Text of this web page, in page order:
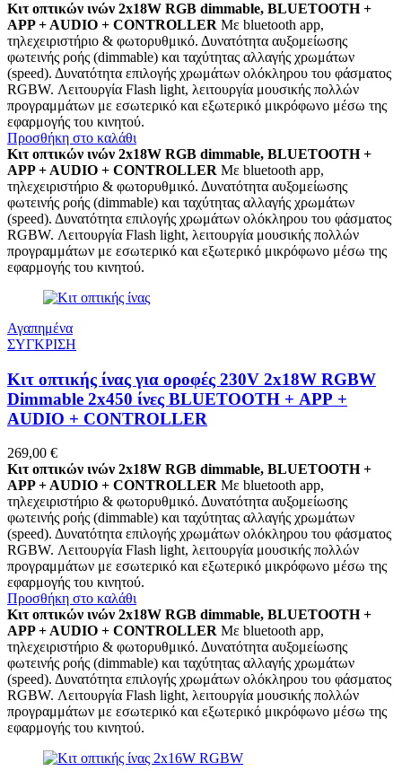
Κιτ οπτικών ινών 2x18W RGB dimmable, BLUETOOTH +
APP + AUDIO + CONTROLLER Με bluetooth app,
τηλεχειριστήριο & φωτορυθμικό. Δυνατότητα αυξομείωσης
φωτεινής ροής (dimmable) και ταχύτητας αλλαγής χρωμάτων
(speed). Δυνατότητα επιλογής χρωμάτων ολόκληρου του φάσματος
RGBW. Λειτουργία Flash light, λειτουργία μουσικής πολλών
προγραμμάτων με εσωτερικό και εξωτερικό μικρόφωνο μέσω της
εφαρμογής του κινητού.
Προσθήκη στο καλάθι
Κιτ οπτικών ινών 2x18W RGB dimmable, BLUETOOTH +
APP + AUDIO + CONTROLLER Με bluetooth app,
τηλεχειριστήριο & φωτορυθμικό. Δυνατότητα αυξομείωσης
φωτεινής ροής (dimmable) και ταχύτητας αλλαγής χρωμάτων
(speed). Δυνατότητα επιλογής χρωμάτων ολόκληρου του φάσματος
RGBW. Λειτουργία Flash light, λειτουργία μουσικής πολλών
προγραμμάτων με εσωτερικό και εξωτερικό μικρόφωνο μέσω της
εφαρμογής του κινητού.
Αγαπημένα
ΣΥΓΚΡΙΣΗ
Κιτ οπτικής ίνας για οροφές 230V 2x18W RGBW
Dimmable 2x450 ίνες BLUETOOTH + APP +
AUDIO + CONTROLLER
269,00 €
Κιτ οπτικών ινών 2x18W RGB dimmable, BLUETOOTH +
APP + AUDIO + CONTROLLER Με bluetooth app,
τηλεχειριστήριο & φωτορυθμικό. Δυνατότητα αυξομείωσης
φωτεινής ροής (dimmable) και ταχύτητας αλλαγής χρωμάτων
(speed). Δυνατότητα επιλογής χρωμάτων ολόκληρου του φάσματος
RGBW. Λειτουργία Flash light, λειτουργία μουσικής πολλών
προγραμμάτων με εσωτερικό και εξωτερικό μικρόφωνο μέσω της
εφαρμογής του κινητού.
Προσθήκη στο καλάθι
Κιτ οπτικών ινών 2x18W RGB dimmable, BLUETOOTH +
APP + AUDIO + CONTROLLER Με bluetooth app,
τηλεχειριστήριο & φωτορυθμικό. Δυνατότητα αυξομείωσης
φωτεινής ροής (dimmable) και ταχύτητας αλλαγής χρωμάτων
(speed). Δυνατότητα επιλογής χρωμάτων ολόκληρου του φάσματος
RGBW. Λειτουργία Flash light, λειτουργία μουσικής πολλών
προγραμμάτων με εσωτερικό και εξωτερικό μικρόφωνο μέσω της
εφαρμογής του κινητού.